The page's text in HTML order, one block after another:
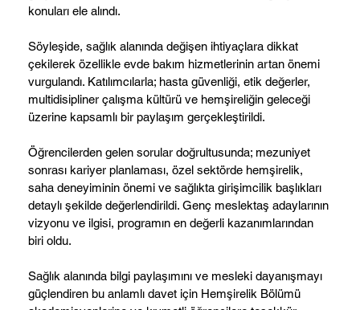
konuları ele alındı.
Söyleşide, sağlık alanında değişen ihtiyaçlara dikkat
çekilerek özellikle evde bakım hizmetlerinin artan önemi
vurgulandı. Katılımcılarla; hasta güvenliği, etik değerler,
multidisipliner çalışma kültürü ve hemşireliğin geleceği
üzerine kapsamlı bir paylaşım gerçekleştirildi.
Öğrencilerden gelen sorular doğrultusunda; mezuniyet
sonrası kariyer planlaması, özel sektörde hemşirelik,
saha deneyiminin önemi ve sağlıkta girişimcilik başlıkları
detaylı şekilde değerlendirildi. Genç meslektaş adaylarının
vizyonu ve ilgisi, programın en değerli kazanımlarından
biri oldu.
Sağlık alanında bilgi paylaşımını ve mesleki dayanışmayı
güçlendiren bu anlamlı davet için Hemşirelik Bölümü